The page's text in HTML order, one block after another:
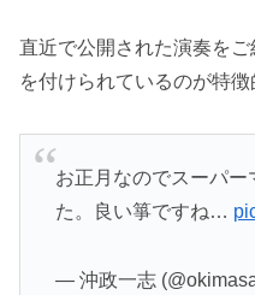
直近で公開された演奏を
を付けられているのが特徴
お正月なのでスーパ
た。良い箏ですね…
— 沖政一志